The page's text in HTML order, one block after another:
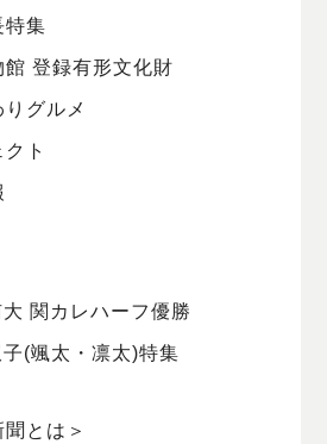
特集
館 登録有形文化財
りグルメ
ト
大 関カレハーフ優勝
子(颯太・凛太)特集
とは＞